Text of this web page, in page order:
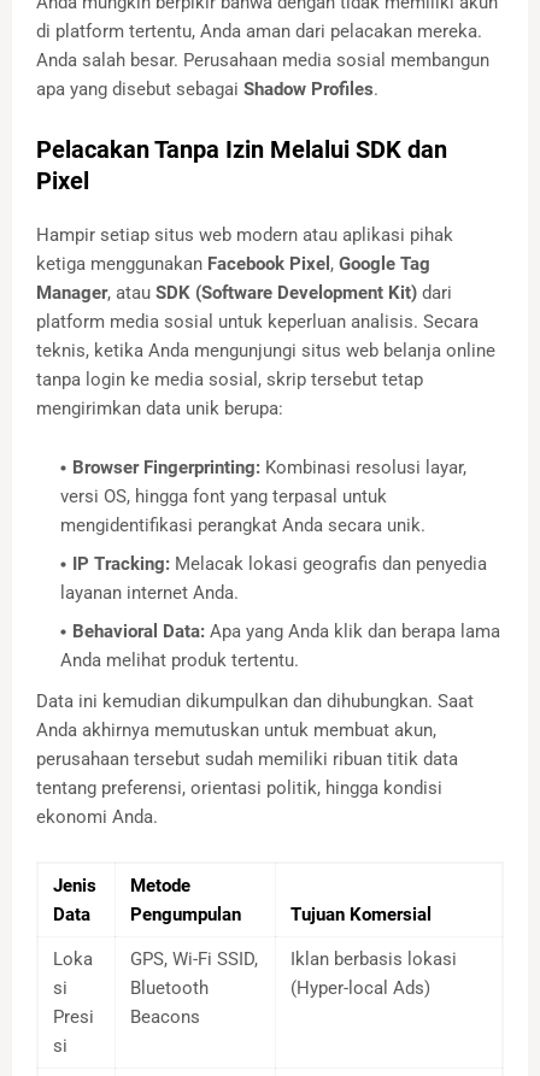
di platform tertentu, Anda aman dari pelacakan mereka.
Anda salah besar. Perusahaan media sosial membangun
apa yang disebut sebagai Shadow Profiles.
Pelacakan Tanpa Izin Melalui SDK dan
Pixel
Hampir setiap situs web modern atau aplikasi pihak
ketiga menggunakan Facebook Pixel , Google Tag
Manager, atau SDK (Software Development Kit) dari
platform media sosial untuk keperluan analisis. Secara
teknis, ketika Anda mengunjungi situs web belanja online
tanpa login ke media sosial, skrip tersebut tetap
mengirimkan data unik berupa:
Browser Fingerprinting: Kombinasi resolusi layar,
versi OS, hingga font yang terpasal untuk
mengidentifikasi perangkat Anda secara unik.
IP Tracking: Melacak lokasi geografis dan penyedia
layanan internet Anda.
Behavioral Data: Apa yang Anda klik dan berapa lama
Anda melihat produk tertentu.
Data ini kemudian dikumpulkan dan dihubungkan. Saat
Anda akhirnya memutuskan untuk membuat akun,
perusahaan tersebut sudah memiliki ribuan titik data
tentang preferensi, orientasi politik, hingga kondisi
ekonomi Anda.
Jenis
Data
Metode
Pengumpulan
Tujuan Komersial
Loka
si
Presi
si
GPS, Wi-Fi SSID,
Bluetooth
Beacons
Iklan berbasis lokasi
(Hyper-local Ads)